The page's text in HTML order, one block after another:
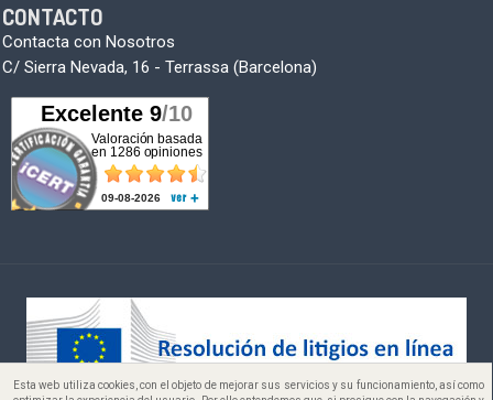
CONTACTO
Contacta con Nosotros
C/ Sierra Nevada, 16 - Terrassa (Barcelona)
Esta web utiliza cookies, con el objeto de mejorar sus servicios y su funcionamiento, así como